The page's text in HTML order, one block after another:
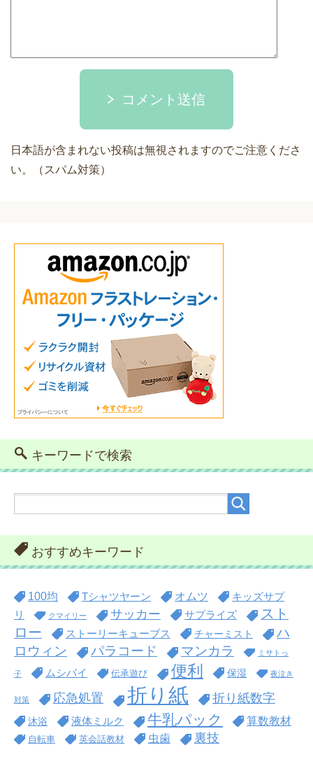
コメント送信
日本語が含まれない投稿は無視されますのでご注意くださ
い。（スパム対策）
キーワードで検索
おすすめキーワード
100均 Tシャツヤーン オムツ
キッズサプ
リ
クマイリー サッカー サプライズ
スト
ロー
ストーリーキューブス チャーミスト
ハ
ロウィン
パラコード マンカラ ミサトっ
子 ムシバイ 伝承遊び 便利 保湿 夜泣き
対策 応急処置 折り紙 折り紙数字
沐浴 液体ミルク 牛乳パック 算数教材
自転車 英会話教材 虫歯 裏技